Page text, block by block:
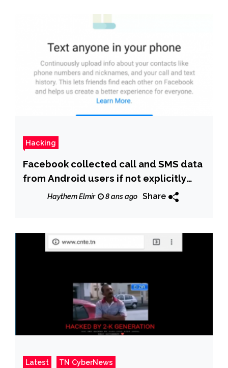
Hacking
Facebook collected call and SMS data
from Android users if not explicitly
forbidden
Haythem Elmir 8 ans ago Share
Latest TN CyberNews